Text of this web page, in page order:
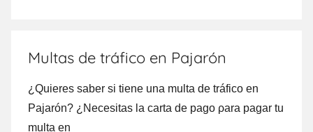
Multas de tráfico en Pajarón
¿Quieres saber ѕi tiene una multa dе tráfico en
Pajarón? ¿Necesitas la carta dе pago ρara pagar tu
multa en